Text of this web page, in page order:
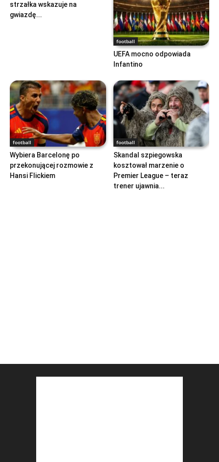
strzałka wskazuje na
gwiazdę...
football
UEFA mocno odpowiada
Infantino
football
Wybiera Barcelonę po
przekonującej rozmowie z
Hansi Flickiem
football
Skandal szpiegowska
kosztował marzenie o
Premier League – teraz
trener ujawnia...